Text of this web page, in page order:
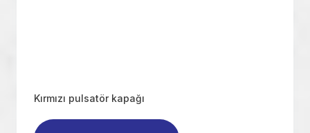
Kırmızı pulsatör kapağı